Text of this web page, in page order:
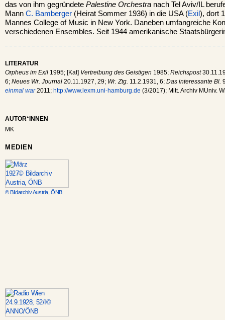
das von ihm gegründete Palestine Orchestra nach Tel Aviv/IL
Mann C. Bamberger (Heirat Sommer 1936) in die USA (Exil), dort
Mannes College of Music in New York. Daneben umfangreiche
verschiedenen Ensembles. Seit 1944 amerikanische
LITERATUR
Orpheus im Exil 1995; [Kat] Vertreibung des Geistigen 1985; Reichspost
6; Neues Wr. Journal 20.11.1927, 29; Wr. Ztg. 11.2.1931, 6; Das interessante Bl.
einmal war2011; http://www.lexm.uni-hamburg.de (3/2017); Mitt. Archiv MUniv.
AUTOR*INNEN
MK
MEDIEN
© Bildarchiv Austria, ÖNB